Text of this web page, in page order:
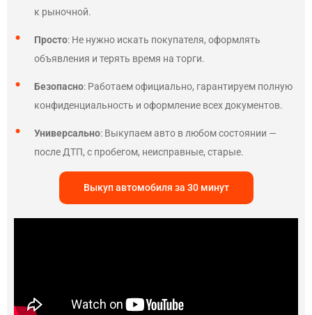
к рыночной.
Просто: Не нужно искать покупателя, оформлять
объявления и терять время на торги.
Безопасно: Работаем официально, гарантируем полную
конфиденциальность и оформление всех документов.
Универсально: Выкупаем авто в любом состоянии —
после ДТП, с пробегом, неисправные, старые.
Выкуп автомобиля за 30 минут